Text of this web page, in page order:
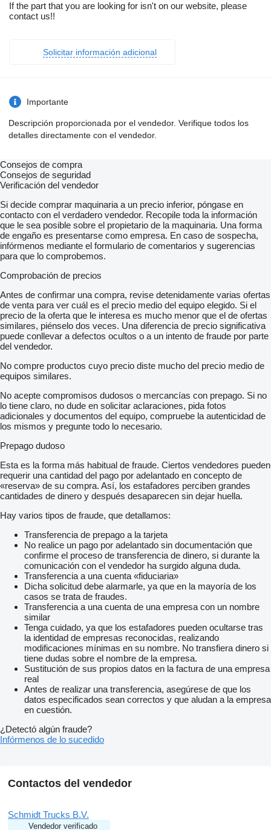
If the part that you are looking for isn't on our website, please
contact us!!
Solicitar información adicional
Importante
Descripción proporcionada por el vendedor. Verifique todos los
detalles directamente con el vendedor.
Consejos de compra
Consejos de seguridad
Verificación del vendedor
Si decide comprar maquinaria a un precio inferior, póngase en
contacto con el verdadero vendedor. Recopile toda la información
que le sea posible sobre el propietario de la maquinaria. Una forma
de engaño es presentarse como empresa. En caso de sospecha,
infórmenos mediante el formulario de comentarios y sugerencias
para que lo comprobemos.
Comprobación de precios
Antes de confirmar una compra, revise detenidamente varias ofertas
de venta para ver cuál es el precio medio del equipo elegido. Si el
precio de la oferta que le interesa es mucho menor que el de ofertas
similares, piénselo dos veces. Una diferencia de precio significativa
puede conllevar a defectos ocultos o a un intento de fraude por parte
del vendedor.
No compre productos cuyo precio diste mucho del precio medio de
equipos similares.
No acepte compromisos dudosos o mercancías con prepago. Si no
lo tiene claro, no dude en solicitar aclaraciones, pida fotos
adicionales y documentos del equipo, compruebe la autenticidad de
los mismos y pregunte todo lo necesario.
Prepago dudoso
Esta es la forma más habitual de fraude. Ciertos vendedores pueden
requerir una cantidad del pago por adelantado en concepto de
«reserva» de su compra. Así, los estafadores perciben grandes
cantidades de dinero y después desaparecen sin dejar huella.
Hay varios tipos de fraude, que detallamos:
Transferencia de prepago a la tarjeta
No realice un pago por adelantado sin documentación que
confirme el proceso de transferencia de dinero, si durante la
comunicación con el vendedor ha surgido alguna duda.
Transferencia a una cuenta «fiduciaria»
Dicha solicitud debe alarmarle, ya que en la mayoría de los
casos se trata de fraudes.
Transferencia a una cuenta de una empresa con un nombre
similar
Tenga cuidado, ya que los estafadores pueden ocultarse tras
la identidad de empresas reconocidas, realizando
modificaciones mínimas en su nombre. No transfiera dinero si
tiene dudas sobre el nombre de la empresa.
Sustitución de sus propios datos en la factura de una empresa
real
Antes de realizar una transferencia, asegúrese de que los
datos especificados sean correctos y que aludan a la empresa
en cuestión.
¿Detectó algún fraude?
Infórmenos de lo sucedido
Contactos del vendedor
Schmidt Trucks B.V.
Vendedor verificado